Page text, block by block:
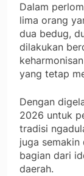
Dalam
lima orang
dua bedug,
dilakukan
yang tetap
Dengan
2026 untuk
tradisi
juga semakin
bagian dari
daerah.